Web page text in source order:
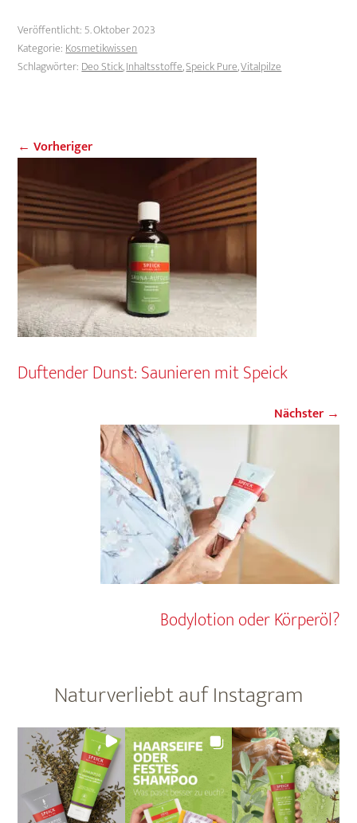
Veröffentlicht:5. Oktober 2023
Kategorie:Kosmetikwissen
Schlagwörter:Deo Stick,Inhaltsstoffe,Speick Pure,Vitalpilze
← Vorheriger
Duftender Dunst: Saunieren mit Speick
Nächster →
Bodylotion oder Körperöl?
Naturverliebt auf Instagram